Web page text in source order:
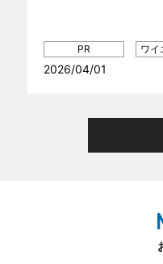
2026/04/01